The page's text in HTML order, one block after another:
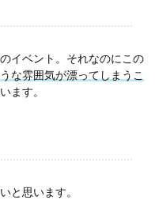
イベント。それなのにこの
な雰囲気が漂ってしまうこ
ます。
と思います。